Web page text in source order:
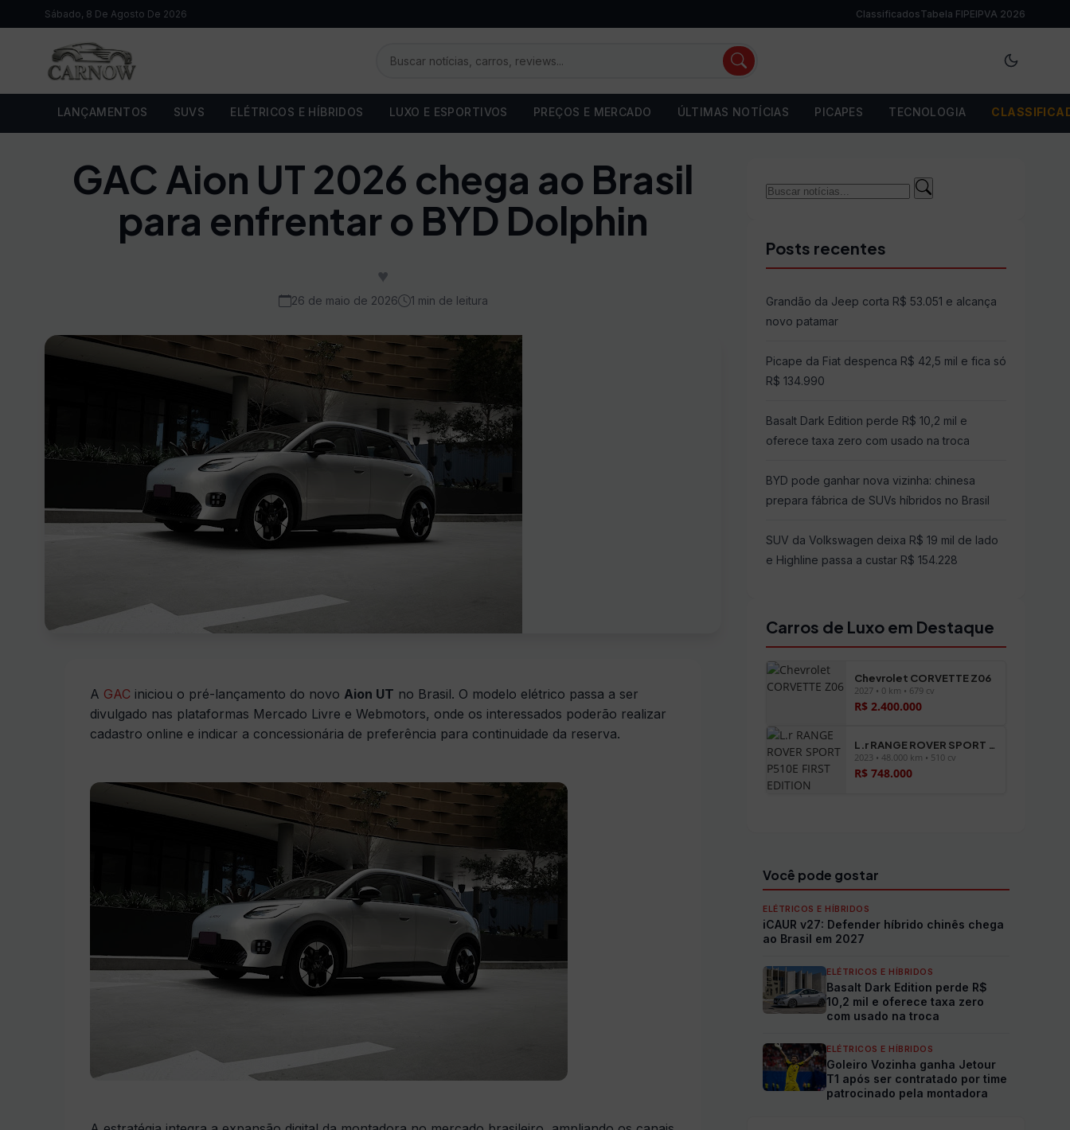
Sábado, 8 De Agosto De 2026 ClassificadosTabela FIPEIPVA 2026
LANÇAMENTOS SUVS ELÉTRICOS E HÍBRIDOS LUXO E ESPORTIVOS PREÇOS E MERCADO ÚLTIMAS NOTÍCIAS PICAPES TECNOLOGIA
GAC Aion UT 2026 chega ao Brasil
para enfrentar o BYD Dolphin
♥
26 de maio de 2026 1 min de leitura
A GAC iniciou o pré-lançamento do novo Aion UT no Brasil. O modelo elétrico passa a ser
divulgado nas plataformas Mercado Livre e Webmotors, onde os interessados poderão realizar
cadastro online e indicar a concessionária de preferência para continuidade da reserva.
Buscar
Buscar
Posts recentes
Grandão da Jeep corta R$ 53.051 e alcança
novo patamar
Picape da Fiat despenca R$ 42,5 mil e fica só
R$ 134.990
Basalt Dark Edition perde R$ 10,2 mil e
oferece taxa zero com usado na troca
BYD pode ganhar nova vizinha: chinesa
prepara fábrica de SUVs híbridos no Brasil
SUV da Volkswagen deixa R$ 19 mil de lado
e Highline passa a custar R$ 154.228
Carros de Luxo em Destaque
Chevrolet CORVETTE Z06
2027 • 0 km • 679 cv
R$ 2.400.000
L.r RANGE ROVER SPORT P510E FIRST EDITION
2023 • 48.000 km • 510 cv
R$ 748.000
Você pode gostar
ELÉTRICOS E HÍBRIDOS
iCAUR v27: Defender híbrido chinês chega
ao Brasil em 2027
ELÉTRICOS E HÍBRIDOS
Basalt Dark Edition perde R$
10,2 mil e oferece taxa zero
com usado na troca
ELÉTRICOS E HÍBRIDOS
Goleiro Vozinha ganha Jetour
T1 após ser contratado por time
patrocinado pela montadora